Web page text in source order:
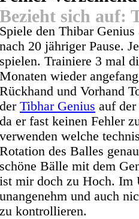
Bezieht sich auf:
Spiele den Thibar
nach 20 jähriger Pause.
spielen. Trainiere 3 mal
Monaten wieder
Rückhand und Vorhand
der Tibhar Genius auf
da er fast keinen Fehler
verwenden welche
Rotation des Balles
schöne Bälle mit dem
ist mir doch zu Hoch. Im
unangenehm und auch
zu kontrollieren.